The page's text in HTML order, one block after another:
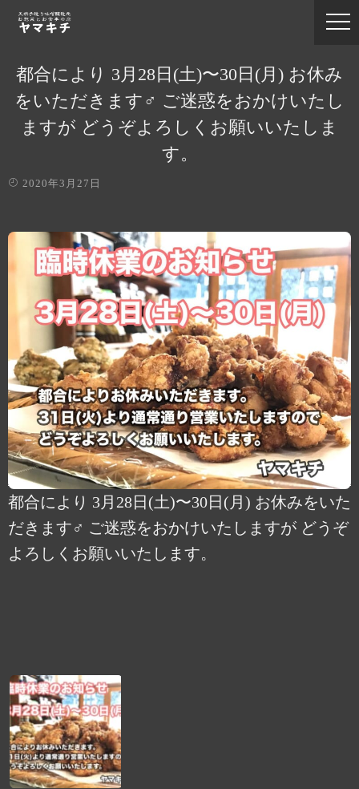
都合により 3月28日(土)〜30日(月) お休み
をいただきます‍♂️ ご迷惑をおかけいたし
ますが どうぞよろしくお願いいたしま
す。
2020年3月27日
都合により 3月28日(土)〜30日(月) お休みをいた
だきます‍♂️ ご迷惑をおかけいたしますが どうぞ
よろしくお願いいたします。